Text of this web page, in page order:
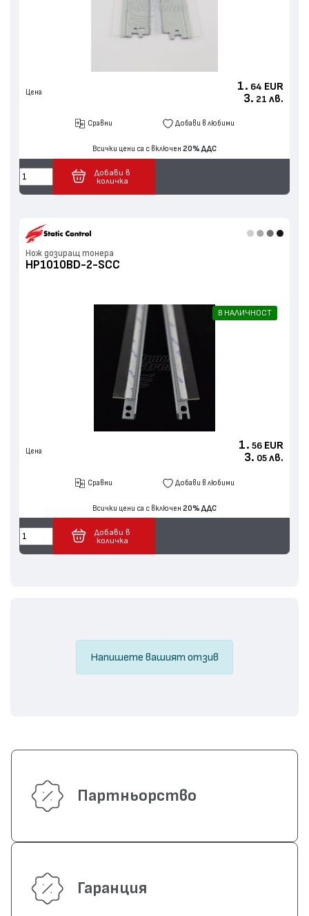
Цена 1. 64 EUR
3. 21 лв.
Сравни Добави в любими
Всички цени са с включен 20% ДДС
Добави в
количка
Нож дозиращ тонера
HP1010BD-2-SCC
В НАЛИЧНОСТ
Цена 1. 56 EUR
3. 05 лв.
Сравни Добави в любими
Всички цени са с включен 20% ДДС
Добави в
количка
Напишете вашият отзив
Партньорство
Гаранция